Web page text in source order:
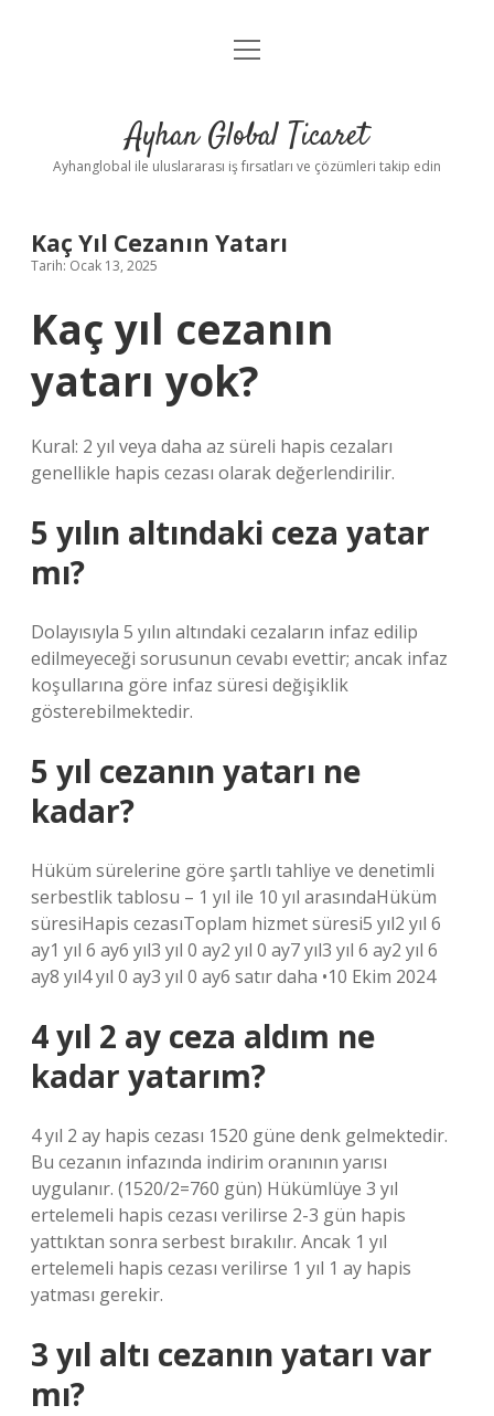
Anasayfa
Yasal Uyarı
menüyü
Ayhan Global Ticaret
Ayhanglobal ile uluslararası iş fırsatları ve çözümleri takip edin
Kaç Yıl Cezanın Yatarı
Tarih: Ocak 13, 2025
Kaç yıl cezanın
yatarı yok?
Kural: 2 yıl veya daha az süreli hapis cezaları
genellikle hapis cezası olarak değerlendirilir.
5 yılın altındaki ceza yatar
mı?
Dolayısıyla 5 yılın altındaki cezaların infaz edilip
edilmeyeceği sorusunun cevabı evettir; ancak infaz
koşullarına göre infaz süresi değişiklik
gösterebilmektedir.
5 yıl cezanın yatarı ne
kadar?
Hüküm sürelerine göre şartlı tahliye ve denetimli
serbestlik tablosu – 1 yıl ile 10 yıl arasındaHüküm
süresiHapis cezasıToplam hizmet süresi5 yıl2 yıl 6
ay1 yıl 6 ay6 yıl3 yıl 0 ay2 yıl 0 ay7 yıl3 yıl 6 ay2 yıl 6
ay8 yıl4 yıl 0 ay3 yıl 0 ay6 satır daha •10 Ekim 2024
4 yıl 2 ay ceza aldım ne
kadar yatarım?
4 yıl 2 ay hapis cezası 1520 güne denk gelmektedir.
Bu cezanın infazında indirim oranının yarısı
uygulanır. (1520/2=760 gün) Hükümlüye 3 yıl
ertelemeli hapis cezası verilirse 2-3 gün hapis
yattıktan sonra serbest bırakılır. Ancak 1 yıl
ertelemeli hapis cezası verilirse 1 yıl 1 ay hapis
yatması gerekir.
3 yıl altı cezanın yatarı var
mı?